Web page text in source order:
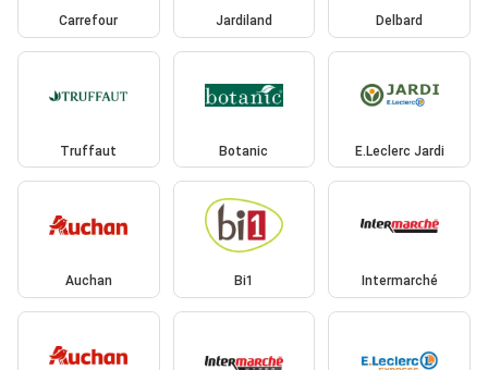
Carrefour Jardiland Delbard
Truffaut Botanic E.Leclerc Jardi
Auchan Bi1 Intermarché